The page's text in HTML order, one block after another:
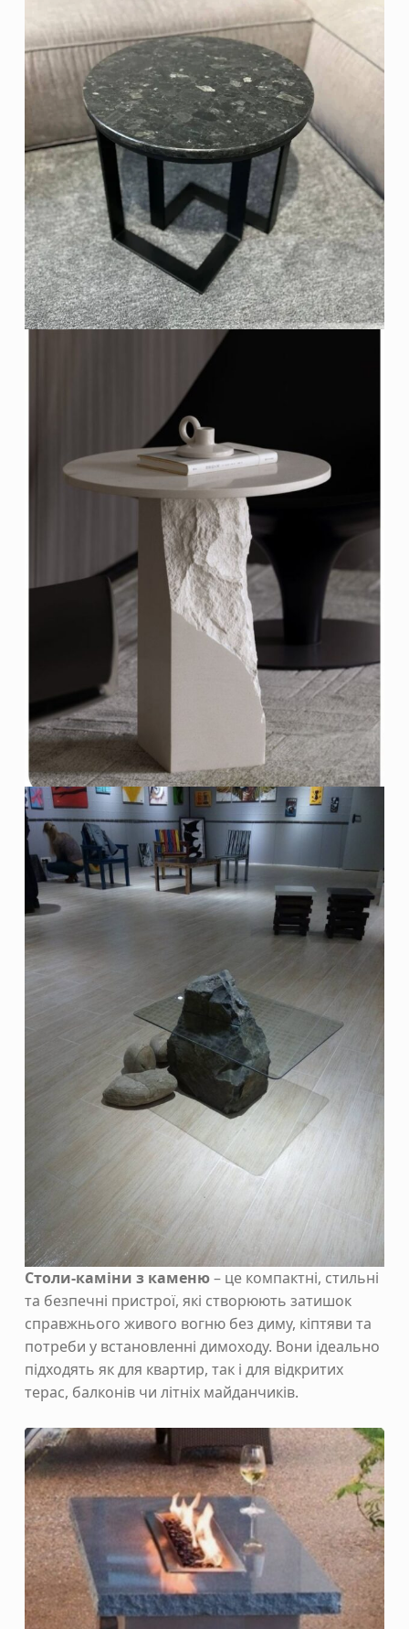
Столи-каміни з каменю– це компактні, стильні
та безпечні пристрої, які створюють затишок
справжнього живого вогню без диму, кіптяви та
потреби у встановленні димоходу. Вони ідеально
підходять як для квартир, так і для відкритих
терас, балконів чи літніх майданчиків.